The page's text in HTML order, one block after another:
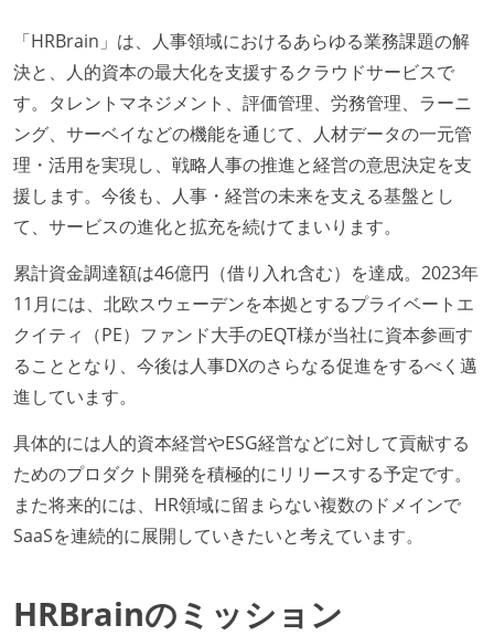
「HRBrain」は、人事領域におけるあらゆる業務課題の解
決と、人的資本の最大化を支援するクラウドサービスで
す。タレントマネジメント、評価管理、労務管理、ラーニ
ング、サーベイなどの機能を通じて、人材データの一元管
理・活用を実現し、戦略人事の推進と経営の意思決定を支
援します。今後も、人事・経営の未来を支える基盤とし
て、サービスの進化と拡充を続けてまいります。
累計資金調達額は46億円（借り入れ含む）を達成。2023年
11月には、北欧スウェーデンを本拠とするプライベートエ
クイティ（PE）ファンド大手のEQT様が当社に資本参画す
ることとなり、今後は人事DXのさらなる促進をするべく邁
進しています。
具体的には人的資本経営やESG経営などに対して貢献する
ためのプロダクト開発を積極的にリリースする予定です。
また将来的には、HR領域に留まらない複数のドメインで
SaaSを連続的に展開していきたいと考えています。
HRBrainのミッション